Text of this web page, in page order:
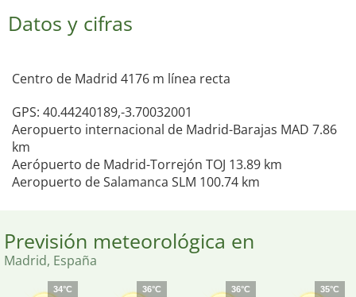
Datos y cifras
Centro de Madrid 4176 m línea recta
GPS: 40.44240189,-3.70032001
Aeropuerto internacional de Madrid-Barajas MAD 7.86
km
Aerópuerto de Madrid-Torrejón TOJ 13.89 km
Aeropuerto de Salamanca SLM 100.74 km
Previsión meteorológica en
Madrid, España
34°C
36°C
36°C
35°C